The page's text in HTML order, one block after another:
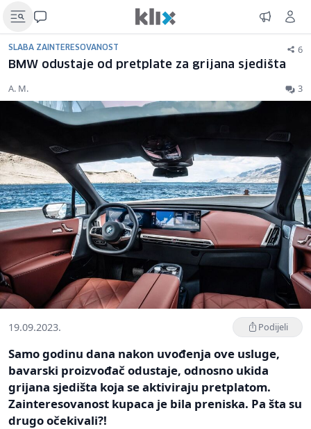
SLABA ZAINTERESOVANOST 6
BMW odustaje od pretplate za grijana sjedišta
A. M. 3
19.09.2023. Podijeli
Samo godinu dana nakon uvođenja ove usluge,
bavarski proizvođač odustaje, odnosno ukida
grijana sjedišta koja se aktiviraju pretplatom.
Zainteresovanost kupaca je bila preniska. Pa šta su
drugo očekivali?!